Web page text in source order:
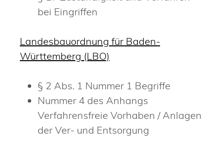
bei Eingriffen
Landesbauordnung für Baden-
Württemberg (LBO)
§ 2 Abs. 1 Nummer 1 Begriffe
Nummer 4 des Anhangs
Verfahrensfreie Vorhaben / Anlagen
der Ver- und Entsorgung